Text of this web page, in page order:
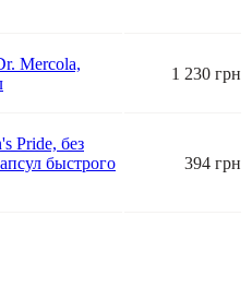
Mercola,
1 230 грн
Pride, без
быстрого
394 грн